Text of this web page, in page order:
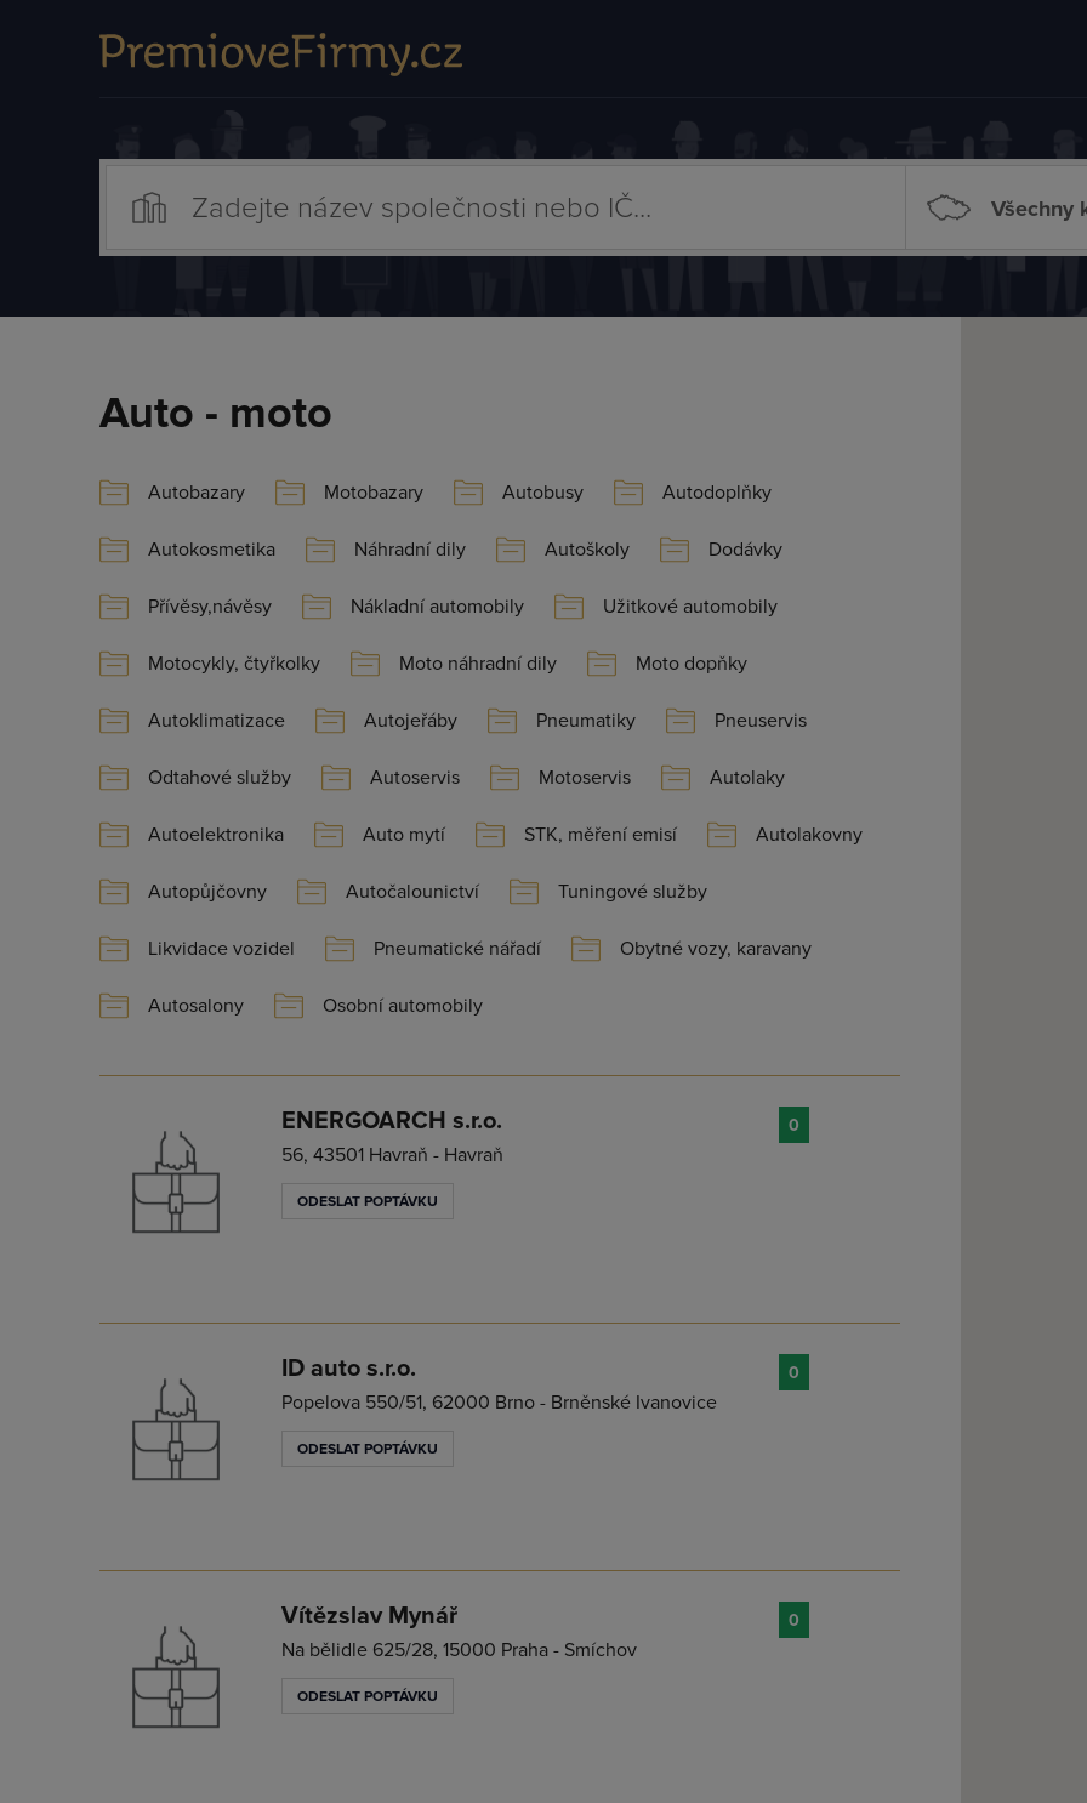
Všechny
Auto - moto
Autobazary Motobazary Autobusy Autodoplňky
Autokosmetika Náhradní dily Autoškoly Dodávky
Přívěsy,návěsy Nákladní automobily Užitkové automobily
Motocykly, čtyřkolky Moto náhradní dily Moto dopňky
Autoklimatizace Autojeřáby Pneumatiky Pneuservis
Odtahové služby Autoservis Motoservis Autolaky
Autoelektronika Auto mytí STK, měření emisí Autolakovny
Autopůjčovny Autočalounictví Tuningové služby
Likvidace vozidel Pneumatické nářadí Obytné vozy, karavany
Autosalony Osobní automobily
ENERGOARCH s.r.o.
56, 43501 Havraň - Havraň
ODESLAT POPTÁVKU
0
ID auto s.r.o.
Popelova 550/51, 62000 Brno - Brněnské Ivanovice
ODESLAT POPTÁVKU
0
Vítězslav Mynář
Na bělidle 625/28, 15000 Praha - Smíchov
ODESLAT POPTÁVKU
0